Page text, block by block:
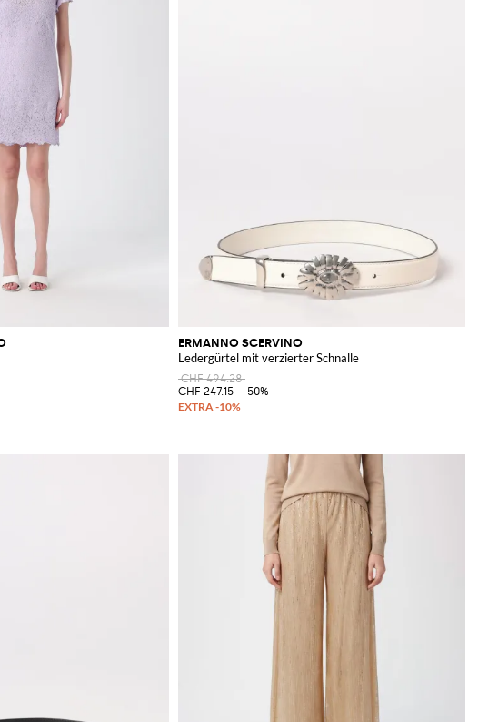
ERMANNO SCERVINO
Ledergürtel mit verzierter Schnalle
CHF 494.28
CHF 247.15
-50%